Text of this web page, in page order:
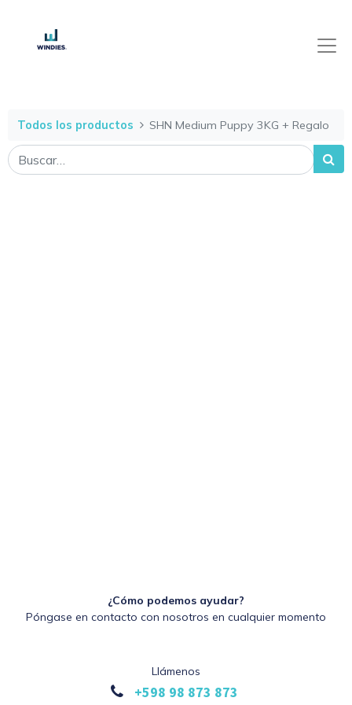
Todos los productos SHN Medium Puppy 3KG + Regalo
¿Cómo podemos ayudar?
Póngase en contacto con nosotros en cualquier momento
Llámenos
+598 98 873 873